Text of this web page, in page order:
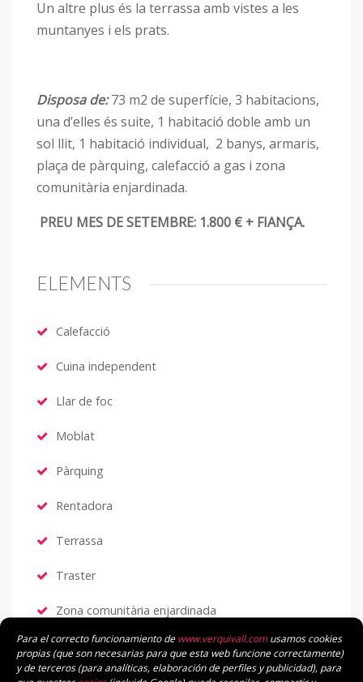
Para el correcto funcionamiento dewww.verquivall.comusamos cookies
propias (que son necesarias para que esta web funcione correctamente)
y de terceros (para analíticas, elaboración de perfiles y publicidad), para
Un altre plus és la terrassa amb vistes a les
muntanyes i els prats.
Disposa de:73 m2 de superfície, 3 habitacions,
una d’elles és suite, 1 habitació doble amb un
sol llit, 1 habitació individual, 2 banys, armaris,
plaça de pàrquing, calefacció a gas i zona
comunitària enjardinada.
PREU MES DE SETEMBRE: 1.800 € + FIANÇA.
ELEMENTS
Calefacció
Cuina independent
Llar de foc
Moblat
Pàrquing
Rentadora
Terrassa
Traster
Zona comunitària enjardinada